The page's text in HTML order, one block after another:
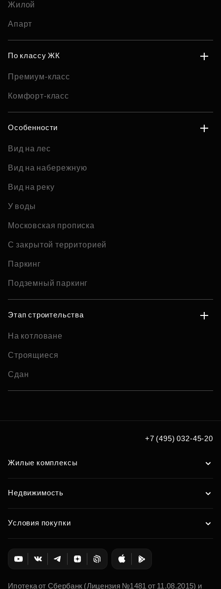
Жилой
Апарт
По классу ЖК
Премиум-класс
Комфорт-класс
Особенности
Вид на лес
Вид на набережную
Вид на реку
У воды
Московская прописка
С закрытой территорией
Паркинг
Подземный паркинг
Этап строительства
На котловане
Строящиеся
Сдан
+7 (495) 032-45-20
Жилые комплексы
Недвижимость
Условия покупки
Ипотека от Сбербанк (Лицензия №1481 от 11.08.2015) и